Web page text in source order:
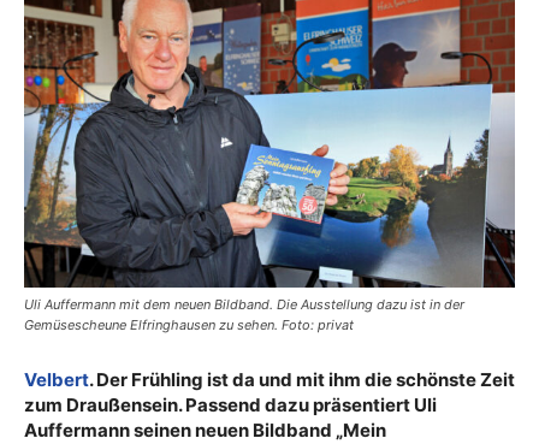
Uli Auffermann mit dem neuen Bildband. Die Ausstellung dazu ist in der
Gemüsescheune Elfringhausen zu sehen. Foto: privat
Velbert. Der Frühling ist da und mit ihm die schönste Zeit
zum Draußensein. Passend dazu präsentiert Uli
Auffermann seinen neuen Bildband „Mein